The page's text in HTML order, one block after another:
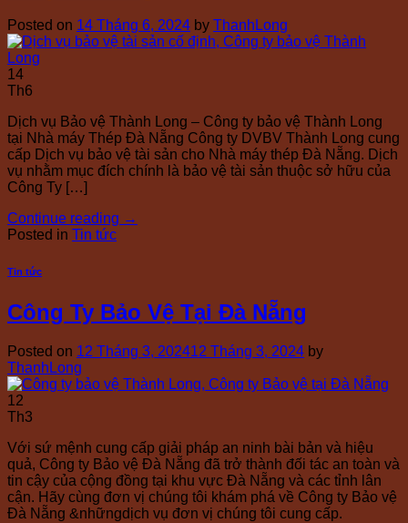
Posted on 14 Tháng 6, 2024 by ThanhLong
14
Th6
Dịch vụ Bảo vệ Thành Long – Công ty bảo vệ Thành Long
tại Nhà máy Thép Đà Nẵng Công ty DVBV Thành Long cung
cấp Dịch vụ bảo vệ tài sản cho Nhà máy thép Đà Nẵng. Dịch
vụ nhằm mục đích chính là bảo vệ tài sản thuộc sở hữu của
Công Ty […]
Continue reading →
Posted in Tin tức
Tin tức
Công Ty Bảo Vệ Tại Đà Nẵng
Posted on 12 Tháng 3, 202412 Tháng 3, 2024 by
ThanhLong
12
Th3
Với sứ mệnh cung cấp giải pháp an ninh bài bản và hiệu
quả, Công ty Bảo vệ Đà Nẵng đã trở thành đối tác an toàn và
tin cậy của cộng đồng tại khu vực Đà Nẵng và các tỉnh lân
cận. Hãy cùng đơn vị chúng tôi khám phá về Công ty Bảo vệ
Đà Nẵng &nhữngdịch vụ đơn vị chúng tôi cung cấp.